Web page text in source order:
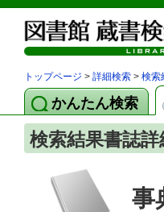
トップページ > 詳細検索 > 検索
かんたん検索
検索結果書誌詳
事